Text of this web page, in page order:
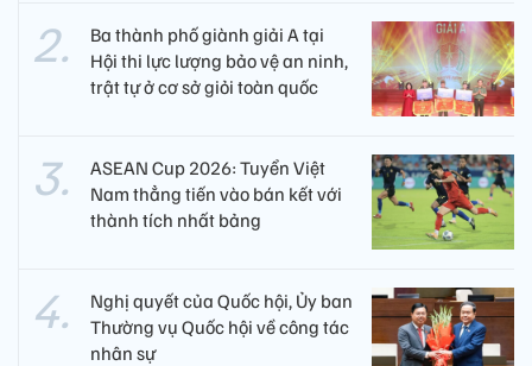
Ba thành phố giành giải A tại
Hội thi lực lượng bảo vệ an ninh,
trật tự ở cơ sở giỏi toàn quốc
ASEAN Cup 2026: Tuyển Việt
Nam thẳng tiến vào bán kết với
thành tích nhất bảng
Nghị quyết của Quốc hội, Ủy ban
Thường vụ Quốc hội về công tác
nhân sự